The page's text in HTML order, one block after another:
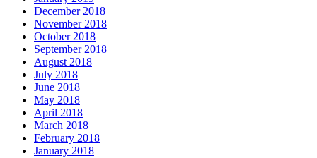
December 2018
November 2018
October 2018
September 2018
August 2018
July 2018
June 2018
May 2018
April 2018
March 2018
February 2018
January 2018